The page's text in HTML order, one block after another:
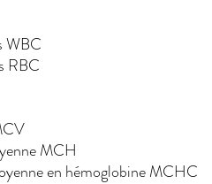
blancs WBC
rouges RBC
MCV
MCH
en hémoglobine MCHC